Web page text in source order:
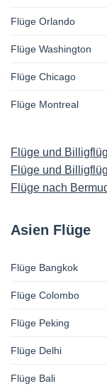
Flüge Orlando
Flüge Washington
Flüge Chicago
Flüge Montreal
Flüge und
Flüge und
Flüge nach
Asien Flüge
Flüge Bangkok
Flüge Colombo
Flüge Peking
Flüge Delhi
Flüge Bali